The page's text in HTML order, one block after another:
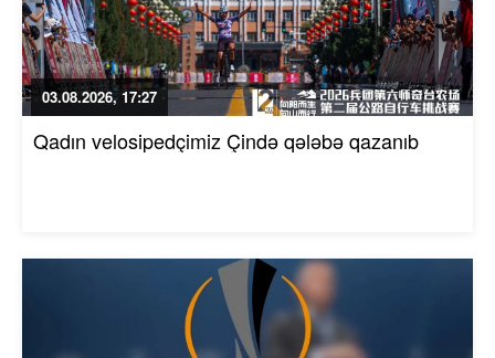
03.08.2026, 17:27
Qadın velosipedçimiz Çində qələbə qazanıb